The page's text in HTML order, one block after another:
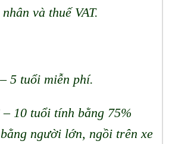
và thuế VAT.
5 tuổi miễn phí.
10 tuổi tính bằng 75%
người lớn, ngồi trên xe